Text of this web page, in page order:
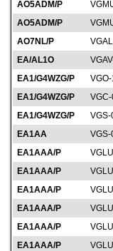
AO5ADM/P
AO5ADM/P
AO7NL/P
EA/AL1O
EA1/G4WZG/P
EA1/G4WZG/P
EA1/G4WZG/P
EA1AA
EA1AAA/P
EA1AAA/P
EA1AAA/P
EA1AAA/P
EA1AAA/P
EA1AAA/P